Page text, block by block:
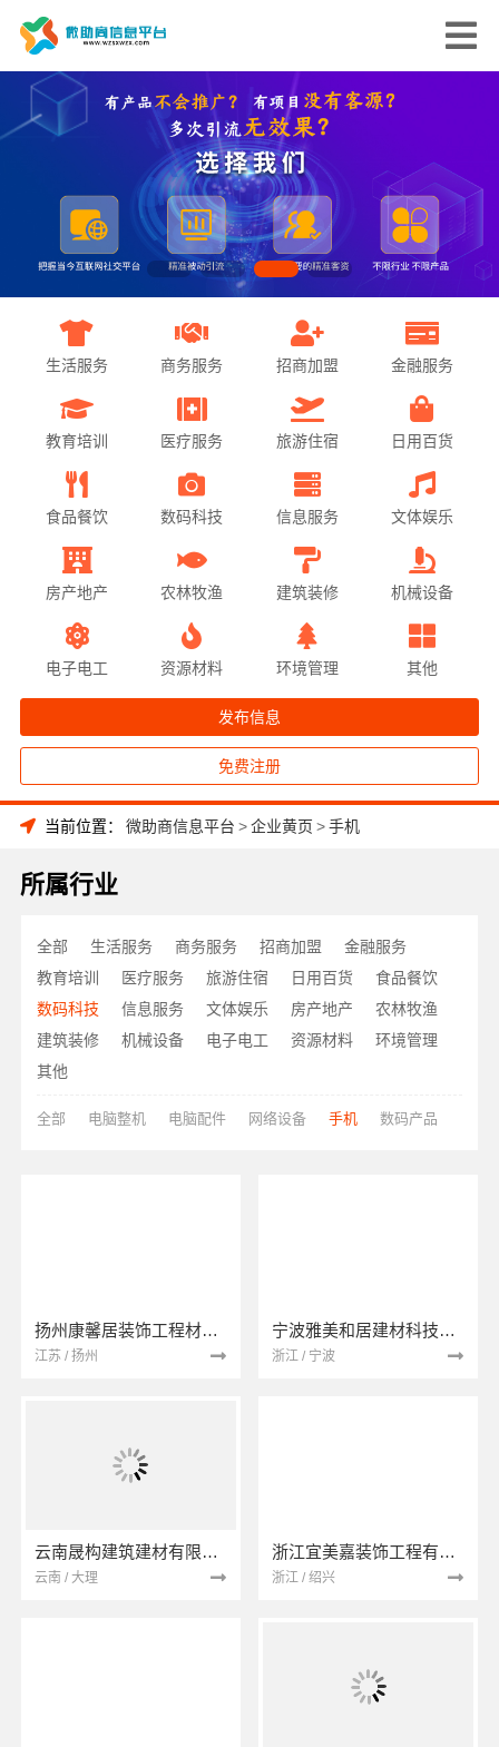
生活服务 商务服务 招商加盟 金融服务
教育培训 医疗服务 旅游住宿 日用百货
食品餐饮 数码科技 信息服务 文体娱乐
房产地产 农林牧渔 建筑装修 机械设备
电子电工 资源材料 环境管理 其他
发布信息
免费注册
当前位置： 微助商信息平台 >企业黄页 >手机
所属行业
全部 生活服务 商务服务 招商加盟
金融服务
教育培训
医疗服务 旅游住宿 日用百货
食品餐饮
数码科技
信息服务 文体娱乐 房产地产
农林牧渔
建筑装修
机械设备 电子电工 资源材料
环境管理
其他
全部 电脑整机 电脑配件 网络设备 手机 数码产品
扬州康馨居装饰工程材料有限公司
江苏 / 扬州
宁波雅美和居建材科技有限公司
浙江 / 宁波
云南晟构建筑建材有限公司
云南 / 大理
浙江宜美嘉装饰工程有限公司
浙江 / 绍兴